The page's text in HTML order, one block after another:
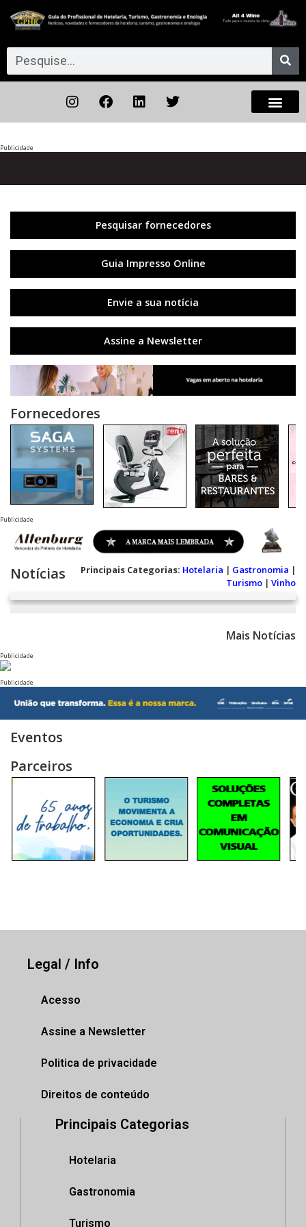
Publicidade
Pesquisar fornecedores
Guia Impresso Online
Envie a sua notícia
Assine a Newsletter
Fornecedores
Publicidade
Notícias Principais Categorias: Hotelaria | Gastronomia |
Turismo | Vinho
Mais Notícias
Publicidade
Publicidade
Eventos
Parceiros
Legal / Info
Acesso
Assine a Newsletter
Politica de privacidade
Direitos de conteúdo
Principais Categorias
Hotelaria
Gastronomia
Turismo